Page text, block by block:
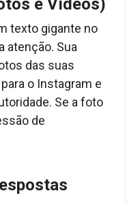
e Vídeos)
texto gigante no
atenção. Sua
das suas
o Instagram e
Se a foto
de